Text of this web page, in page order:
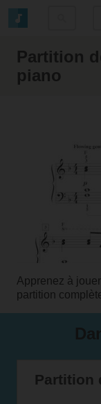
Partition
piano
Apprenez à
partition
Partition